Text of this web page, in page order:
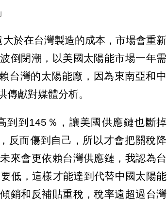
大於在台灣製造的成本，市場會重新
倒閉潮，以美國太陽能市場一年需
台灣的太陽能廠，因為東南亞和中
傳獻對媒體分析。
到到145％，讓美國供應鏈也斷掉
反而傷到自己，所以才會把關稅降
來會更依賴台灣供應鏈，我認為台
低，這樣才能達到代替中國太陽能
銷和反補貼重稅，稅率遠超過台灣